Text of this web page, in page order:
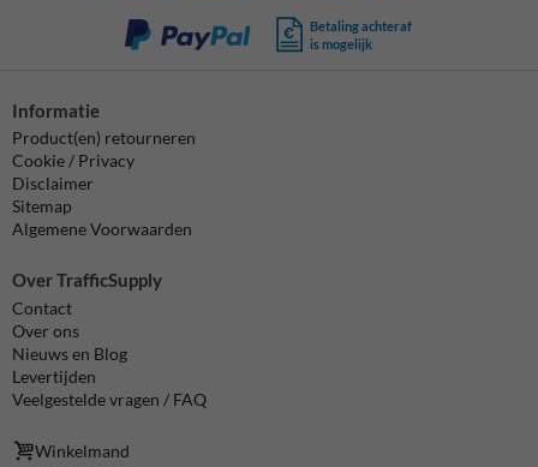
Betaling achteraf
is mogelijk
Informatie
Product(en) retourneren
Cookie / Privacy
Disclaimer
Sitemap
Algemene Voorwaarden
Over TrafficSupply
Contact
Over ons
Nieuws en Blog
Levertijden
Veelgestelde vragen / FAQ
Winkelmand